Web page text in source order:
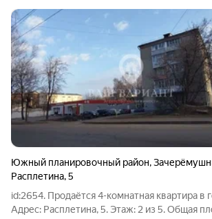
Южный планировочный район,
Расплетина,5
id:2654. Продаётся 4-комнатная квартира в
Адрес: Расплетина, 5. Этаж: 2 из 5. Общая площадь: 61,4 м.